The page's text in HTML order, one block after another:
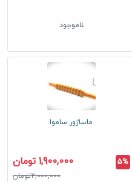
ناموجود
ماساژور ساموا
5% 1,900,000 تومان
2,000,000تومان